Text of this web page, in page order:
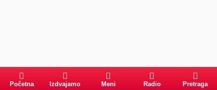
Početna Izdvajamo Meni Radio Pretraga